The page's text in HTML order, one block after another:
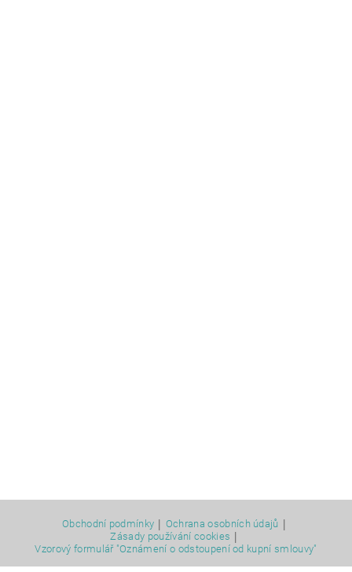
Obchodní podmínky Ochrana osobních údajů
Zásady používání cookies
Vzorový formulář "Oznámení o odstoupení od kupní smlouvy"